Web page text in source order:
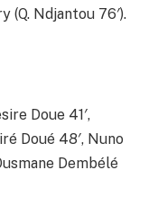
(Q. Ndjantou 76′).
Doue 41′,
Doué 48′, Nuno
Dembélé